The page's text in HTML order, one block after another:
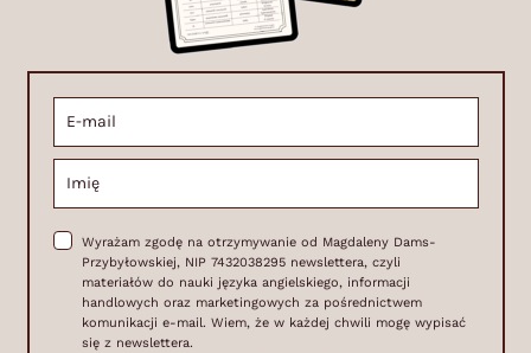
Wyrażam zgodę na otrzymywanie od Magdaleny Dams-
Przybyłowskiej, NIP 7432038295 newslettera, czyli
materiałów do nauki języka angielskiego, informacji
handlowych oraz marketingowych za pośrednictwem
komunikacji e-mail. Wiem, że w każdej chwili mogę wypisać
się z newslettera.